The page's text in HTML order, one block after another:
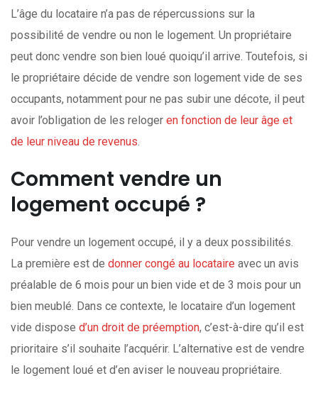
L’âge du locataire n’a pas de répercussions sur la
possibilité de vendre ou non le logement. Un propriétaire
peut donc vendre son bien loué quoiqu’il arrive. Toutefois, si
le propriétaire décide de vendre son logement vide de ses
occupants, notamment pour ne pas subir une décote, il peut
avoir l’obligation de les reloger en fonction de leur âge et
de leur niveau de revenus.
Comment vendre un
logement occupé ?
Pour vendre un logement occupé, il y a deux possibilités.
La première est de donner congé au locataire avec un avis
préalable de 6 mois pour un bien vide et de 3 mois pour un
bien meublé. Dans ce contexte, le locataire d’un logement
vide dispose d’un droit de préemption, c’est-à-dire qu’il est
prioritaire s’il souhaite l’acquérir. L’alternative est de vendre
le logement loué et d’en aviser le nouveau propriétaire.